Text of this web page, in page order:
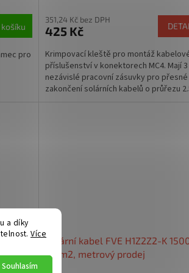
a díky
Více
Souhlasím
košíku
pro
351,24 Kč bez DPH
425 Kč
Krimpovací kleště pro montáž
příslušenství v konektorech MC4. Mají 3
nezávislé pracovní zásuvky pro přesné
zakončení solárních kabelů o průřezu
10m
Solární kabel FVE H1Z2Z2-K
6mm2, metrový prodej